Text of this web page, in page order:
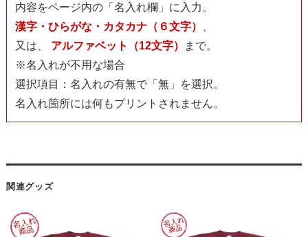
内容をページ内の「名入れ欄」に入力。
漢字・ひらがな・カタカナ（６文字）
又は、 アルファベット（12文字）
まで。
※名入れが不用な場合
選択項目：名入れの有無で「無」を選択。
名入れ箇所には何もプリントされません。
関連グッズ